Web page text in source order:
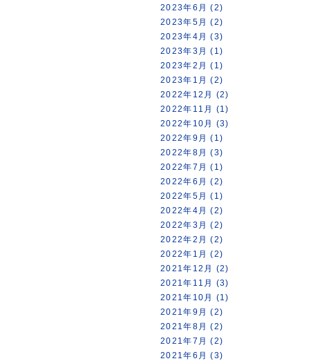
2023年6月 (2)
2023年5月 (2)
2023年4月 (3)
2023年3月 (1)
2023年2月 (1)
2023年1月 (2)
2022年12月 (2)
2022年11月 (1)
2022年10月 (3)
2022年9月 (1)
2022年8月 (3)
2022年7月 (1)
2022年6月 (2)
2022年5月 (1)
2022年4月 (2)
2022年3月 (2)
2022年2月 (2)
2022年1月 (2)
2021年12月 (2)
2021年11月 (3)
2021年10月 (1)
2021年9月 (2)
2021年8月 (2)
2021年7月 (2)
2021年6月 (3)